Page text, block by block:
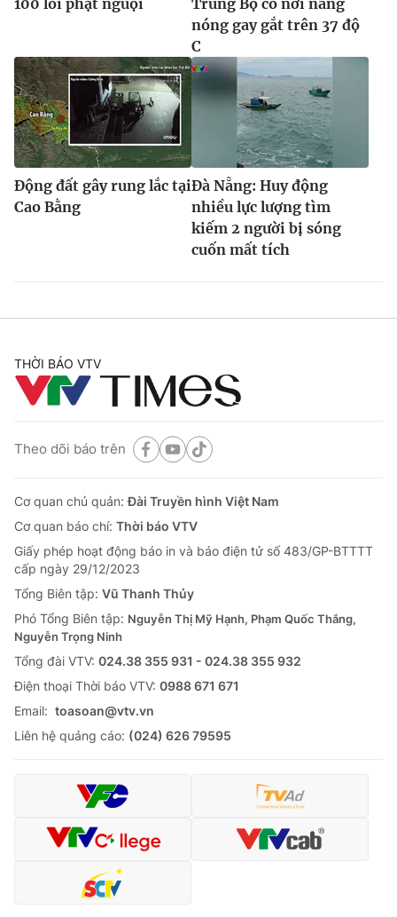
nóng gay gắt trên 37 độ
C
Động đất gây rung lắc tại
Cao Bằng
Đà Nẵng: Huy động
nhiều lực lượng tìm
kiếm 2 người bị sóng
cuốn mất tích
THỜI BÁO VTV
Theo dõi báo trên
Cơ quan chủ quản:Đài Truyền hình Việt Nam
Cơ quan báo chí: Thời báo VTV
Giấy phép hoạt động báo in và báo điện tử số 483/GP-BTTTT
cấp ngày 29/12/2023
Tổng Biên tập: Vũ Thanh Thủy
Phó Tổng Biên tập: Nguyễn Thị Mỹ Hạnh, Phạm Quốc Thắng,
Nguyễn Trọng Ninh
Tổng đài VTV: 024.38 355 931 - 024.38 355 932
Ðiện thoại Thời báo VTV: 0988 671 671
Email: toasoan@vtv.vn
Liên hệ quảng cáo: (024) 626 79595